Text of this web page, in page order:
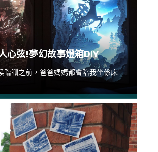
心弦!夢幻故事燈箱DIY
臨瞓之前，爸爸媽媽都會陪我坐係床